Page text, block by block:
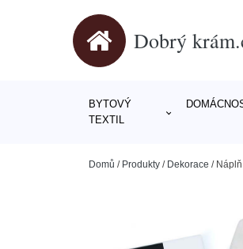
Dobrý
BYTOVÝ
TEXTIL
Domů / Produkty / Dekorace /